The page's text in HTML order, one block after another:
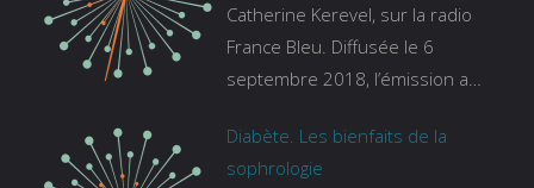
Catherine Kerevel, sur la radio
France Bleu. Diffusée le 6
septembre 2018, l’émission a
le site de france bleu :
https://www.francebleu.fr/emissi
Diabète. Les bienfaits de la
sophrologie